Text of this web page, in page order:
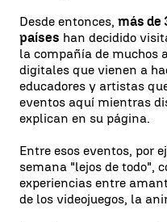
Desde entonces, más de
países han decidido
la compañía de muchos
digitales que vienen a
educadores y artistas
eventos aquí mientras
explican en su página.
Entre esos eventos, por
semana "lejos de todo",
experiencias entre
de los videojuegos, la